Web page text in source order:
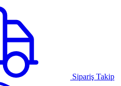
Sipariş Takip